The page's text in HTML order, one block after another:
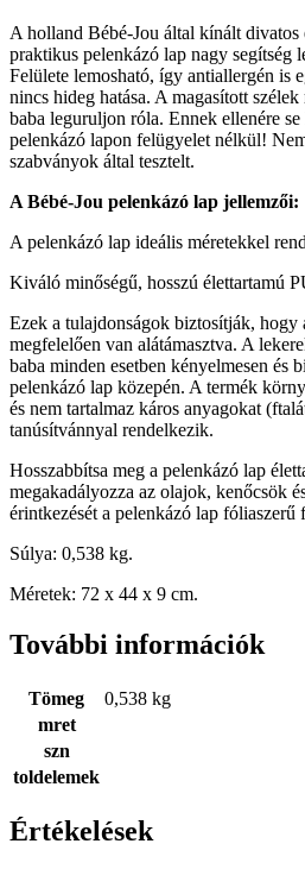
A holland Bébé-Jou által kínált divatos
praktikus pelenkázó lap nagy segítség
Felülete lemosható, így antiallergén is
nincs hideg hatása. A magasított
baba leguruljon róla. Ennek ellenére
pelenkázó lapon felügyelet nélkül!
szabványok által tesztelt.
A Bébé-Jou pelenkázó lap jellemzői:
A pelenkázó lap ideális méretekkel
Kiváló minőségű, hosszú élettartamú
Ezek a tulajdonságok biztosítják, hogy
megfelelően van alátámasztva. A
baba minden esetben kényelmesen és
pelenkázó lap közepén. A termék
és nem tartalmaz káros anyagokat
tanúsítvánnyal rendelkezik.
Hosszabbítsa meg a pelenkázó lap
megakadályozza az olajok, kenőcsök
érintkezését a pelenkázó lap fóliaszerű
Súlya: 0,538 kg.
Méretek: 72 x 44 x 9 cm.
További információk
Tömeg
0,538 kg
mret
szn
toldelemek
Értékelések